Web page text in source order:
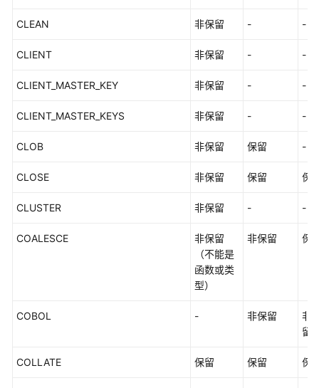
考
SDK
考
场
代
示
见
助
CLEAN 非保留 - -
CLIENT 非保留 - -
CLIENT_MASTER_KEY 非保留 - -
CLIENT_MASTER_KEYS 非保留 - -
CLOB 非保留 保留 -
CLOSE 非保留 保留 保
CLUSTER 非保留 - -
COALESCE
非保留
（不能是
函数或类
型）
非保留 保
COBOL - 非保留
非
留
COLLATE 保留 保留 保